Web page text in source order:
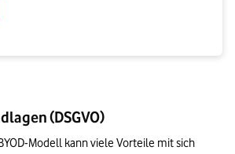
(DSGVO)
Modell kann viele Vorteile mit sich